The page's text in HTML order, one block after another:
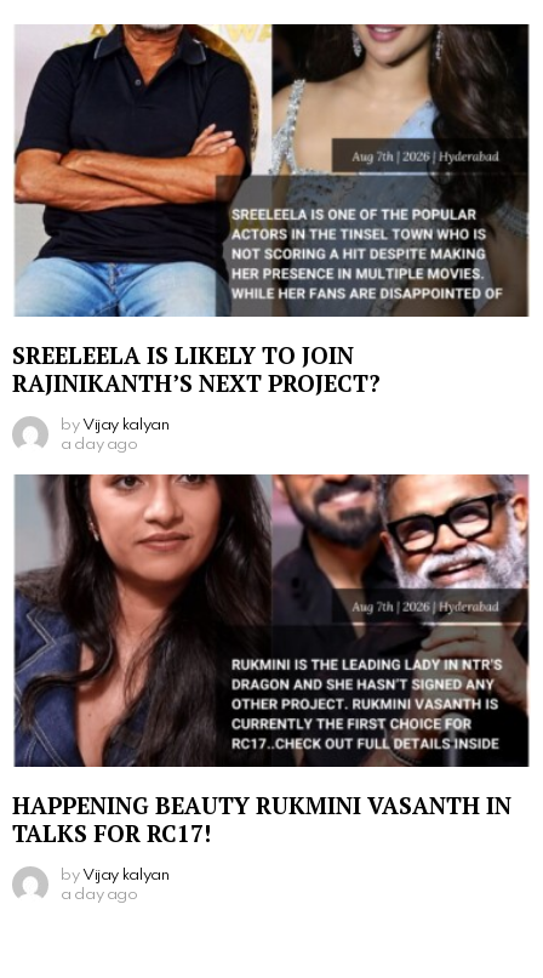
SREELEELA IS LIKELY TO JOIN
RAJINIKANTH’S NEXT PROJECT?
by Vijay kalyan
a day ago
HAPPENING BEAUTY RUKMINI VASANTH IN
TALKS FOR RC17!
by Vijay kalyan
a day ago